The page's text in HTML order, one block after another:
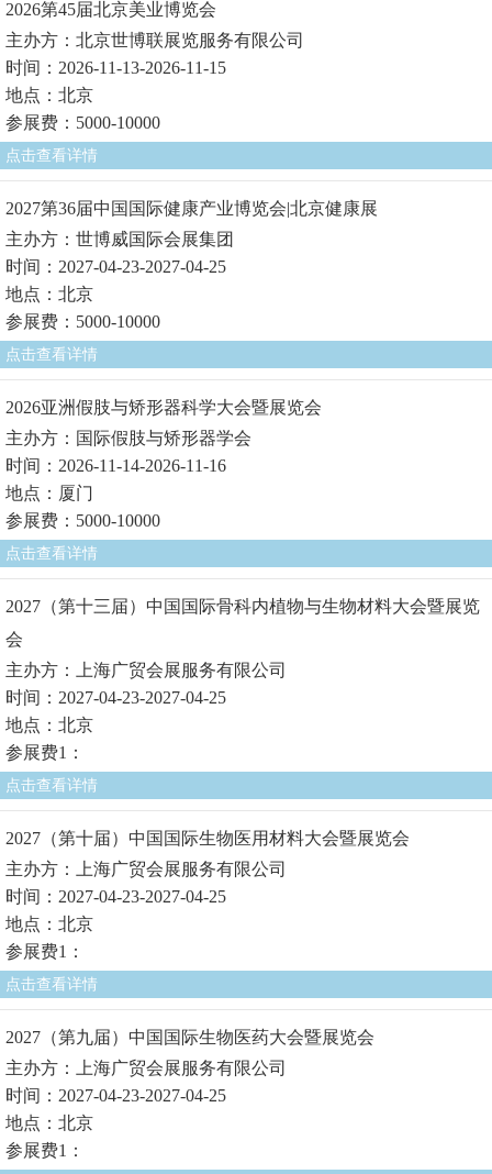
2026第45届北京美业博览会
主办方：北京世博联展览服务有限公司
时间：2026-11-13-2026-11-15
地点：北京
参展费：5000-10000
点击查看详情
2027第36届中国国际健康产业博览会|北京健康展
主办方：世博威国际会展集团
时间：2027-04-23-2027-04-25
地点：北京
参展费：5000-10000
点击查看详情
2026亚洲假肢与矫形器科学大会暨展览会
主办方：国际假肢与矫形器学会
时间：2026-11-14-2026-11-16
地点：厦门
参展费：5000-10000
点击查看详情
2027（第十三届）中国国际骨科内植物与生物材料大会暨展览
会
主办方：上海广贸会展服务有限公司
时间：2027-04-23-2027-04-25
地点：北京
参展费1：
点击查看详情
2027（第十届）中国国际生物医用材料大会暨展览会
主办方：上海广贸会展服务有限公司
时间：2027-04-23-2027-04-25
地点：北京
参展费1：
点击查看详情
2027（第九届）中国国际生物医药大会暨展览会
主办方：上海广贸会展服务有限公司
时间：2027-04-23-2027-04-25
地点：北京
参展费1：